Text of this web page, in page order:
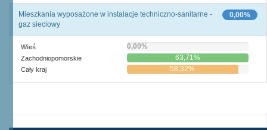
0,00%
Mieszkania wyposażone w instalacje techniczno-sanitarne -
gaz sieciowy
Wieś 0,00%
Zachodniopomorskie 63,71%
Cały kraj 58,32%